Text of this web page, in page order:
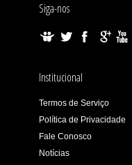
Siga-nos
Institucional
Termos de Serviço
Política de Privacidade
Fale Conosco
Notícias